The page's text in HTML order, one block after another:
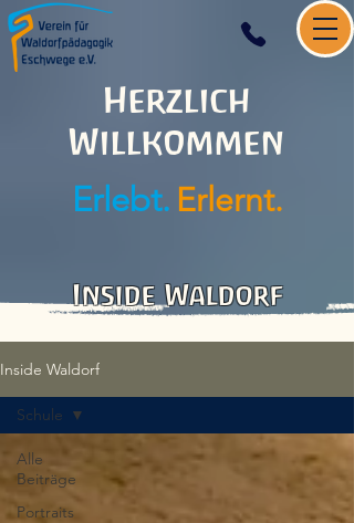
Herzlich
Willkommen
Erlebt. Erlernt.
Inside Waldorf
Inside Waldorf
Alle
Beiträge
Portraits
Schule